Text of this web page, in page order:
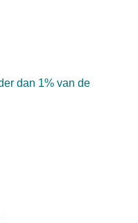
dan 1% van de